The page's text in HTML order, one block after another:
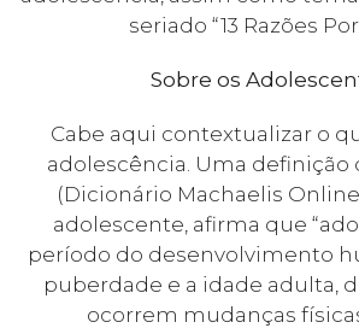
seriado “13 Razões
Sobre os
Cabe aqui contextualizar o
adolescência. Uma definição
(Dicionário Machaelis
adolescente, afirma que
período do desenvolvimento
puberdade e a idade adulta,
ocorrem mudanças